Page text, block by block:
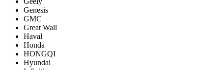
Genesis
GMC
Great Wall
Haval
Honda
HONGQI
Hyundai